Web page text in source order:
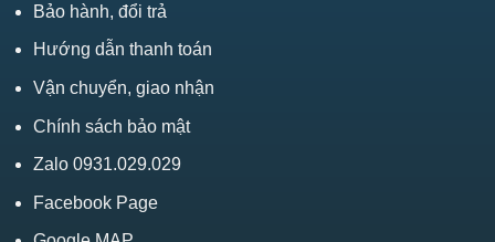
Bảo hành, đổi trả
Hướng dẫn thanh toán
Vận chuyển, giao nhận
Chính sách bảo mật
Zalo 0931.029.029
Facebook Page